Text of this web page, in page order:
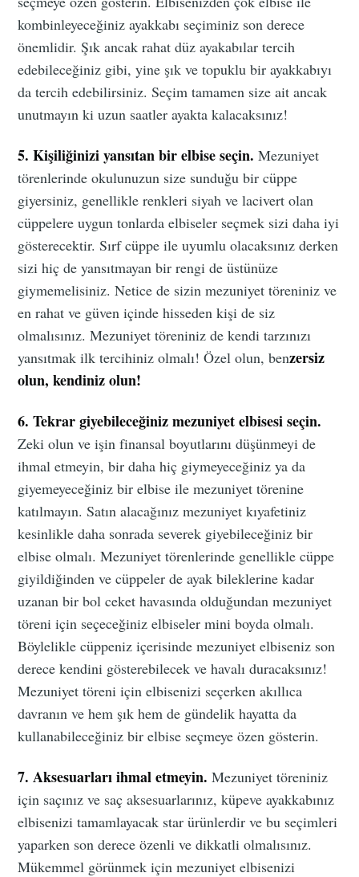
kombinleyeceğiniz ayakkabı seçiminiz son derece
önemlidir. Şık ancak rahat düz ayakabılar tercih
edebileceğiniz gibi, yine şık ve topuklu bir ayakkabıyı
da tercih edebilirsiniz. Seçim tamamen size ait ancak
unutmayın ki uzun saatler ayakta kalacaksınız!
5. Kişiliğinizi yansıtan bir elbise seçin. Mezuniyet
törenlerinde okulunuzun size sunduğu bir cüppe
giyersiniz, genellikle renkleri siyah ve lacivert olan
cüppelere uygun tonlarda elbiseler seçmek sizi daha iyi
gösterecektir. Sırf cüppe ile uyumlu olacaksınız derken
sizi hiç de yansıtmayan bir rengi de üstünüze
giymemelisiniz. Netice de sizin mezuniyet töreniniz ve
en rahat ve güven içinde hisseden kişi de siz
olmalısınız. Mezuniyet töreniniz de kendi tarzınızı
yansıtmak ilk tercihiniz olmalı! Özel olun, benzersiz
olun, kendiniz olun!
6. Tekrar giyebileceğiniz mezuniyet elbisesi seçin.
Zeki olun ve işin finansal boyutlarını düşünmeyi de
ihmal etmeyin, bir daha hiç giymeyeceğiniz ya da
giyemeyeceğiniz bir elbise ile mezuniyet törenine
katılmayın. Satın alacağınız mezuniyet kıyafetiniz
kesinlikle daha sonrada severek giyebileceğiniz bir
elbise olmalı. Mezuniyet törenlerinde genellikle cüppe
giyildiğinden ve cüppeler de ayak bileklerine kadar
uzanan bir bol ceket havasında olduğundan mezuniyet
töreni için seçeceğiniz elbiseler mini boyda olmalı.
Böylelikle cüppeniz içerisinde mezuniyet elbiseniz son
derece kendini gösterebilecek ve havalı duracaksınız!
Mezuniyet töreni için elbisenizi seçerken akıllıca
davranın ve hem şık hem de gündelik hayatta da
kullanabileceğiniz bir elbise seçmeye özen gösterin.
7. Aksesuarları ihmal etmeyin. Mezuniyet töreniniz
için saçınız ve saç aksesuarlarınız, küpeve ayakkabınız
elbisenizi tamamlayacak star ürünlerdir ve bu seçimleri
yaparken son derece özenli ve dikkatli olmalısınız.
Mükemmel görünmek için mezuniyet elbisenizi